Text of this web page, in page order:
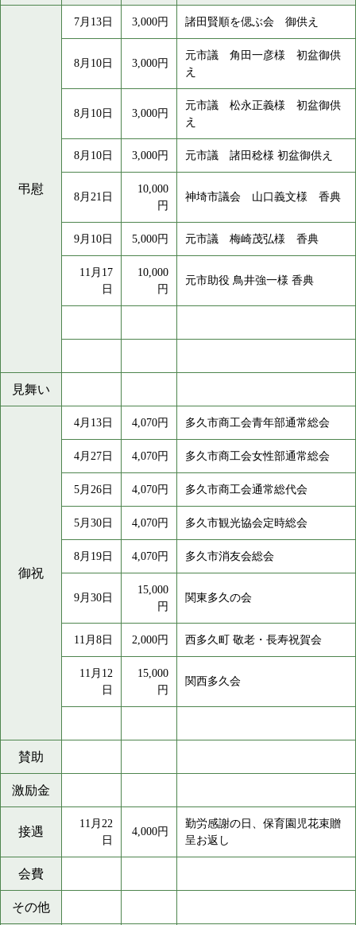
弔慰
7月13日 3,000円 諸田賢順を偲ぶ会 御供え
8月10日 3,000円
元市議 角田一彦様 初盆御供
え
8月10日 3,000円
元市議 松永正義様 初盆御供
え
8月10日 3,000円 元市議 諸田稔様 初盆御供え
8月21日
10,000
円
神埼市議会 山口義文様 香典
9月10日 5,000円 元市議 梅崎茂弘様 香典
11月17
日
10,000
円
元市助役 鳥井強一様 香典
見舞い
御祝
4月13日 4,070円 多久市商工会青年部通常総会
4月27日 4,070円 多久市商工会女性部通常総会
5月26日 4,070円 多久市商工会通常総代会
5月30日 4,070円 多久市観光協会定時総会
8月19日 4,070円 多久市消友会総会
9月30日
15,000
円
関東多久の会
11月8日 2,000円 西多久町 敬老・長寿祝賀会
11月12
日
15,000
円
関西多久会
賛助
激励金
接遇
11月22
日
4,000円
勤労感謝の日、保育園児花束贈
呈お返し
会費
その他